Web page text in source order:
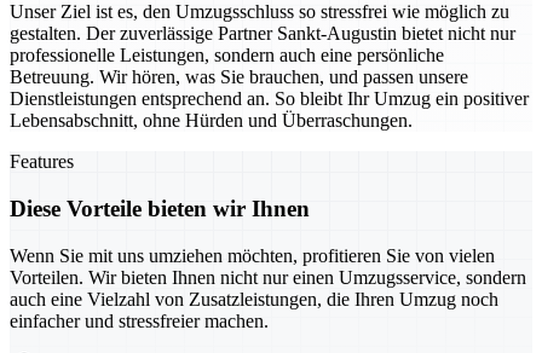
Unser Ziel ist es, den Umzugsschluss so stressfrei wie möglich zu
gestalten. Der zuverlässige Partner Sankt-Augustin bietet nicht nur
professionelle Leistungen, sondern auch eine persönliche
Betreuung. Wir hören, was Sie brauchen, und passen unsere
Dienstleistungen entsprechend an. So bleibt Ihr Umzug ein positiver
Lebensabschnitt, ohne Hürden und Überraschungen.
Features
Diese Vorteile bieten wir Ihnen
Wenn Sie mit uns umziehen möchten, profitieren Sie von vielen
Vorteilen. Wir bieten Ihnen nicht nur einen Umzugsservice, sondern
auch eine Vielzahl von Zusatzleistungen, die Ihren Umzug noch
einfacher und stressfreier machen.